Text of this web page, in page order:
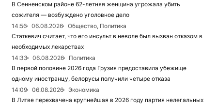
В Сенненском районе 62-летняя женщина угрожала убить
сожителя — возбуждено уголовное дело
14:56
06.08.2026
Общество, Политика
Статкевич считает, что его инсульт в неволе был вызван отказом в
необходимых лекарствах
14:33
06.08.2026
Политика
В первой половине 2026 года Грузия предоставила убежище
одному иностранцу, белорусы получили четыре отказа
14:09
06.08.2026
Экономика
В Литве перехвачена крупнейшая в 2026 году партия нелегальных